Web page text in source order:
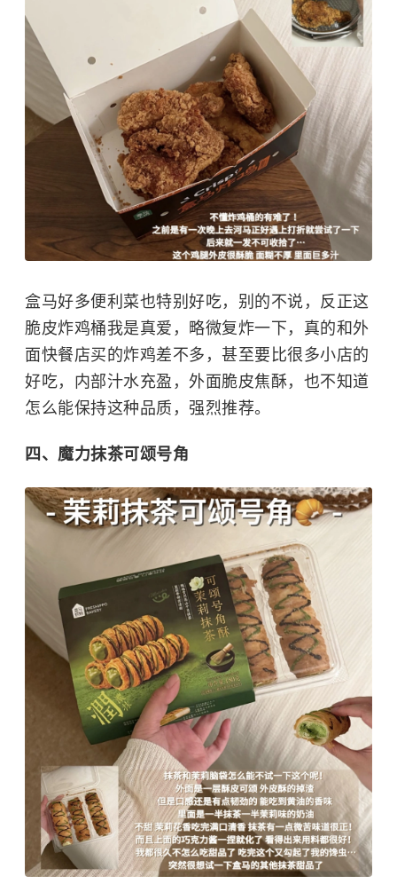
盒马好多便利菜也特别好吃，别的不说，反正这
脆皮炸鸡桶我是真爱，略微复炸一下，真的和外
面快餐店买的炸鸡差不多，甚至要比很多小店的
好吃，内部汁水充盈，外面脆皮焦酥，也不知道
怎么能保持这种品质，强烈推荐。
四、魔力抹茶可颂号角